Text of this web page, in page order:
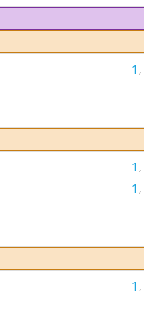
1,
1,
1,
1,